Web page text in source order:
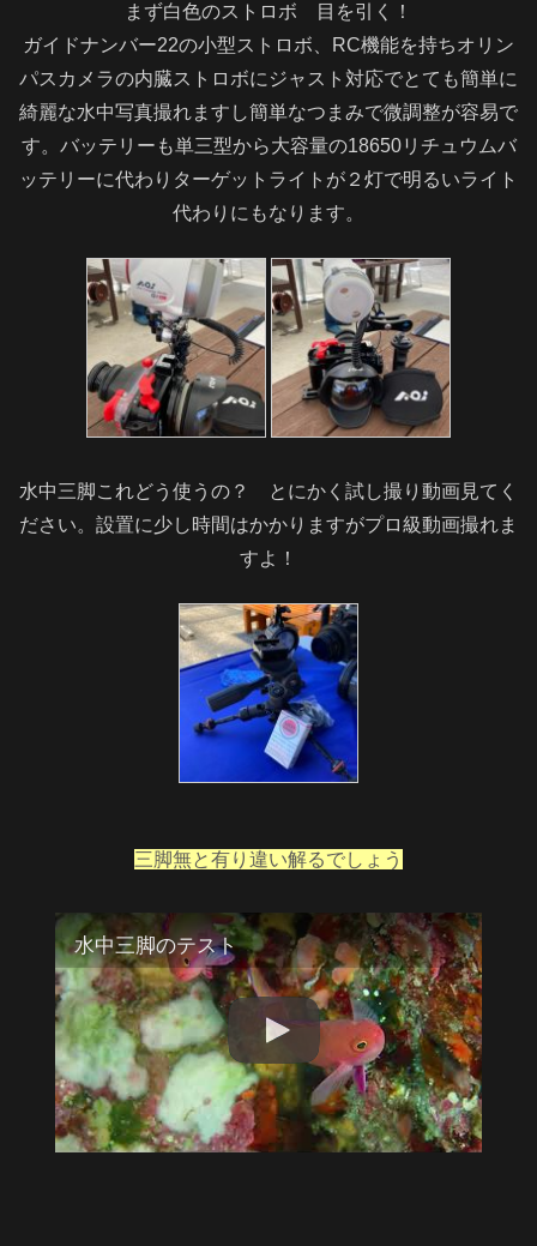
まず白色のストロボ 目を引く！
ガイドナンバー22の小型ストロボ、RC機能を持ちオリン
パスカメラの内臓ストロボにジャスト対応でとても簡単に
綺麗な水中写真撮れますし簡単なつまみで微調整が容易で
す。バッテリーも単三型から大容量の18650リチュウムバ
ッテリーに代わりターゲットライトが２灯で明るいライト
代わりにもなります。
水中三脚これどう使うの？ とにかく試し撮り動画見てく
ださい。設置に少し時間はかかりますがプロ級動画撮れま
すよ！
三脚無と有り違い解るでしょう
水中三脚のテスト